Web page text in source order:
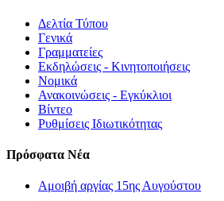
Δελτία Τύπου
Γενικά
Γραμματείες
Εκδηλώσεις - Κινητοποιήσεις
Νομικά
Ανακοινώσεις - Εγκύκλιοι
Βίντεο
Ρυθμίσεις Ιδιωτικότητας
Πρόσφατα Νέα
Αμοιβή αργίας 15ης Αυγούστου